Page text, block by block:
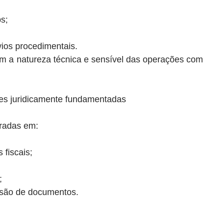
procedimentais.
a natureza técnica e sensível das operações com
juridicamente fundamentadas
em:
fiscais;
de documentos.